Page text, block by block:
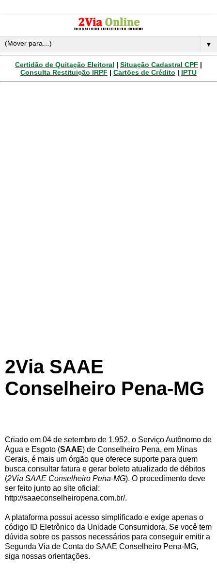
▼
Certidão de Quitação Eleitoral | Situação Cadastral CPF |
Consulta Restituição IRPF | Cartões de Crédito | IPTU
2Via SAAE
Conselheiro Pena-MG
Criado em 04 de setembro de 1.952, o Serviço Autônomo de
Água e Esgoto (SAAE) de Conselheiro Pena, em Minas
Gerais, é mais um órgão que oferece suporte para quem
busca consultar fatura e gerar boleto atualizado de débitos
(2Via SAAE Conselheiro Pena-MG). O procedimento deve
ser feito junto ao site oficial:
http://saaeconselheiropena.com.br/.
A plataforma possui acesso simplificado e exige apenas o
código ID Eletrônico da Unidade Consumidora. Se você tem
dúvida sobre os passos necessários para conseguir emitir a
Segunda Via de Conta do SAAE Conselheiro Pena-MG,
siga nossas orientações.